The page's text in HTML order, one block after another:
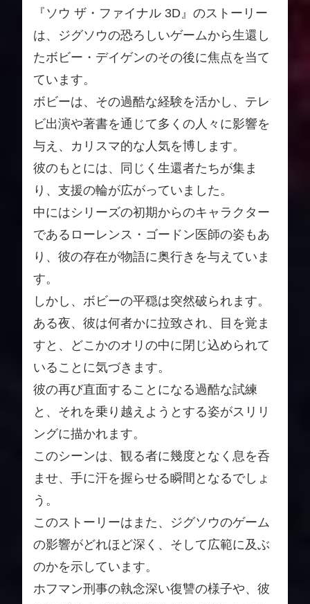
『ソウ ザ・ファイナル 3D』のストーリー
は、ジグソウの恐ろしいゲームから生還し
たボビー・デイゲンのその後に焦点を当て
ています。
ボビーは、その過酷な経験を活かし、テレ
ビ出演や著書を通じて多くの人々に影響を
与え、カリスマ的な人気を博します。
彼のもとには、同じく生還者たちが集ま
り、支援の輪が広がっていました。
中にはシリーズの初期からのキャラクター
であるローレンス・ゴードン医師の姿もあ
り、彼の存在が物語に奥行きを与えていま
す。
しかし、ボビーの平穏は突然破られます。
ある夜、彼は何者かに拉致され、目を覚ま
すと、どこかのオリの中に閉じ込められて
いることに気づきます。
彼の再び直面することになる過酷な試練
と、それを乗り越えようとする姿がスリリ
ングに描かれます。
このシーンは、観る者に幾度となく息を呑
ませ、手に汗を握らせる瞬間となるでしょ
う。
このストーリーはまた、ジグソウのゲーム
の影響がどれほど深く、そして広範に及ぶ
のかを示しています。
ホフマン刑事の執念深い復讐の様子や、彼